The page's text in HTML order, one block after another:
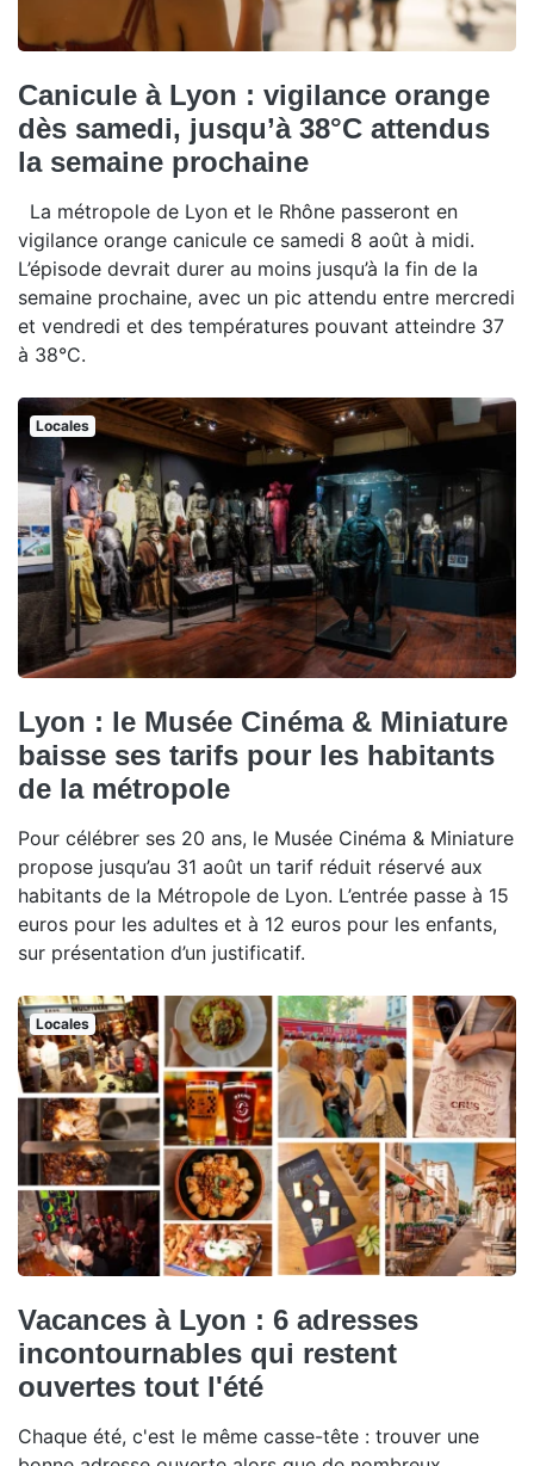
Canicule à Lyon : vigilance orange
dès samedi, jusqu’à 38°C attendus
la semaine prochaine
La métropole de Lyon et le Rhône passeront en
vigilance orange canicule ce samedi 8 août à midi.
L’épisode devrait durer au moins jusqu’à la fin de la
semaine prochaine, avec un pic attendu entre mercredi
et vendredi et des températures pouvant atteindre 37
à 38°C.
Locales
Lyon : le Musée Cinéma & Miniature
baisse ses tarifs pour les habitants
de la métropole
Pour célébrer ses 20 ans, le Musée Cinéma & Miniature
propose jusqu’au 31 août un tarif réduit réservé aux
habitants de la Métropole de Lyon. L’entrée passe à 15
euros pour les adultes et à 12 euros pour les enfants,
sur présentation d’un justificatif.
Locales
Vacances à Lyon : 6 adresses
incontournables qui restent
ouvertes tout l'été
Chaque été, c'est le même casse-tête : trouver une